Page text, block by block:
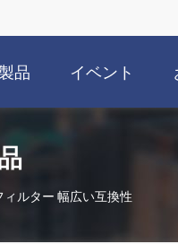
製品 イベント
ルター 幅広い互換性